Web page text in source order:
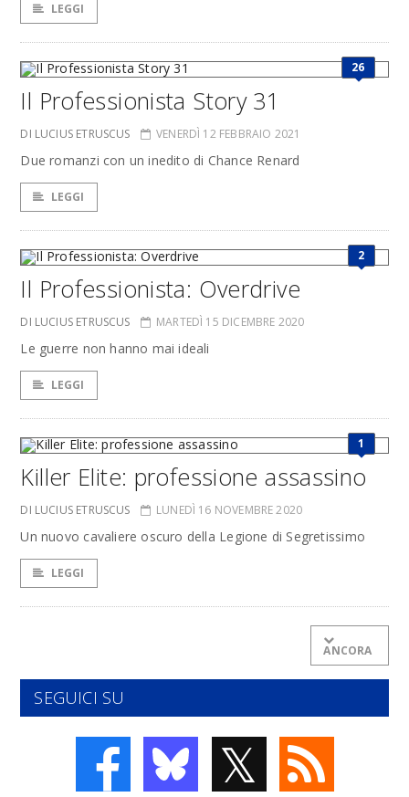
LEGGI
26
Il Professionista Story 31
DI LUCIUS ETRUSCUS VENERDÌ 12 FEBBRAIO 2021
Due romanzi con un inedito di Chance Renard
LEGGI
2
Il Professionista: Overdrive
DI LUCIUS ETRUSCUS MARTEDÌ 15 DICEMBRE 2020
Le guerre non hanno mai ideali
LEGGI
1
Killer Elite: professione assassino
DI LUCIUS ETRUSCUS LUNEDÌ 16 NOVEMBRE 2020
Un nuovo cavaliere oscuro della Legione di Segretissimo
LEGGI
ANCORA
SEGUICI SU
𝕏